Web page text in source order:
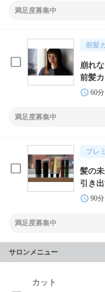
満足度募集中
前髪
崩れ
前髪
60分
満足度募集中
プレ
髪の
引き
90分
満足度募集中
サロンメニュー
カット